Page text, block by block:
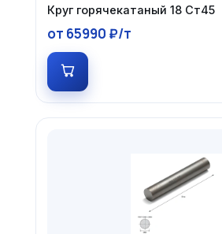
Круг горячекатаный 18 Ст45
от 65990 ₽/т